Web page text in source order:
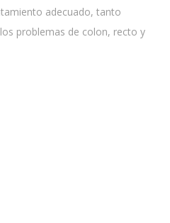
adecuado, tanto
problemas de colon, recto y